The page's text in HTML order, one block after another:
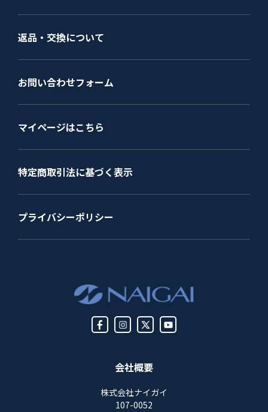
会社概要
株式会社ナイガイ
107-0052
返品・交換について
お問い合わせフォーム
マイページはこちら
特定商取引法に基づく表示
プライバシーポリシー